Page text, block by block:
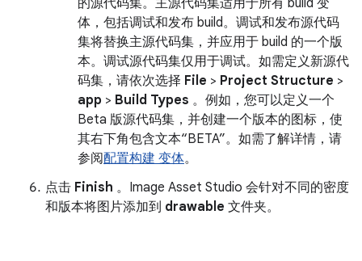
体，包括调试和发布 build。调试和发布源代码
集将替换主源代码集，并应用于 build 的一个版
本。调试源代码集仅用于调试。如需定义新源代
码集，请依次选择 File > Project Structure >
app > Build Types 。例如，您可以定义一个
Beta 版源代码集，并创建一个版本的图标，使
其右下角包含文本“BETA”。如需了解详情，请
参阅配置构建 变体。
点击 Finish 。Image Asset Studio 会针对不同的密度
和版本将图片添加到 drawable 文件夹。